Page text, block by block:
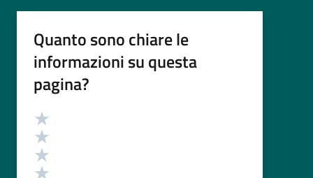
Quanto sono chiare le
informazioni su questa
pagina?
Valutazione